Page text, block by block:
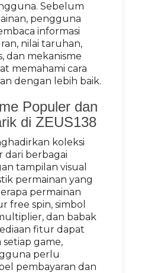
Sebelum
pengguna
informasi
nilai taruhan,
dan mekanisme
memahami cara
dengan lebih baik.
Populer dan
di ZEUS138
koleksi
dari berbagai
tampilan visual
permainan yang
permainan
free spin, simbol
dan babak
fitur dapat
game,
perlu
pembayaran dan